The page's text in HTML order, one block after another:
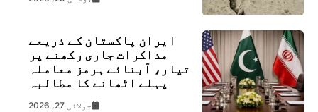
ایران پاکستان کے ذریعے
مذاکرات جاری رکھنے پر
تیار، آبنائے ہرمز معاملہ
پہلے اٹھانے کا مطالبہ
جولائی 27, 2026